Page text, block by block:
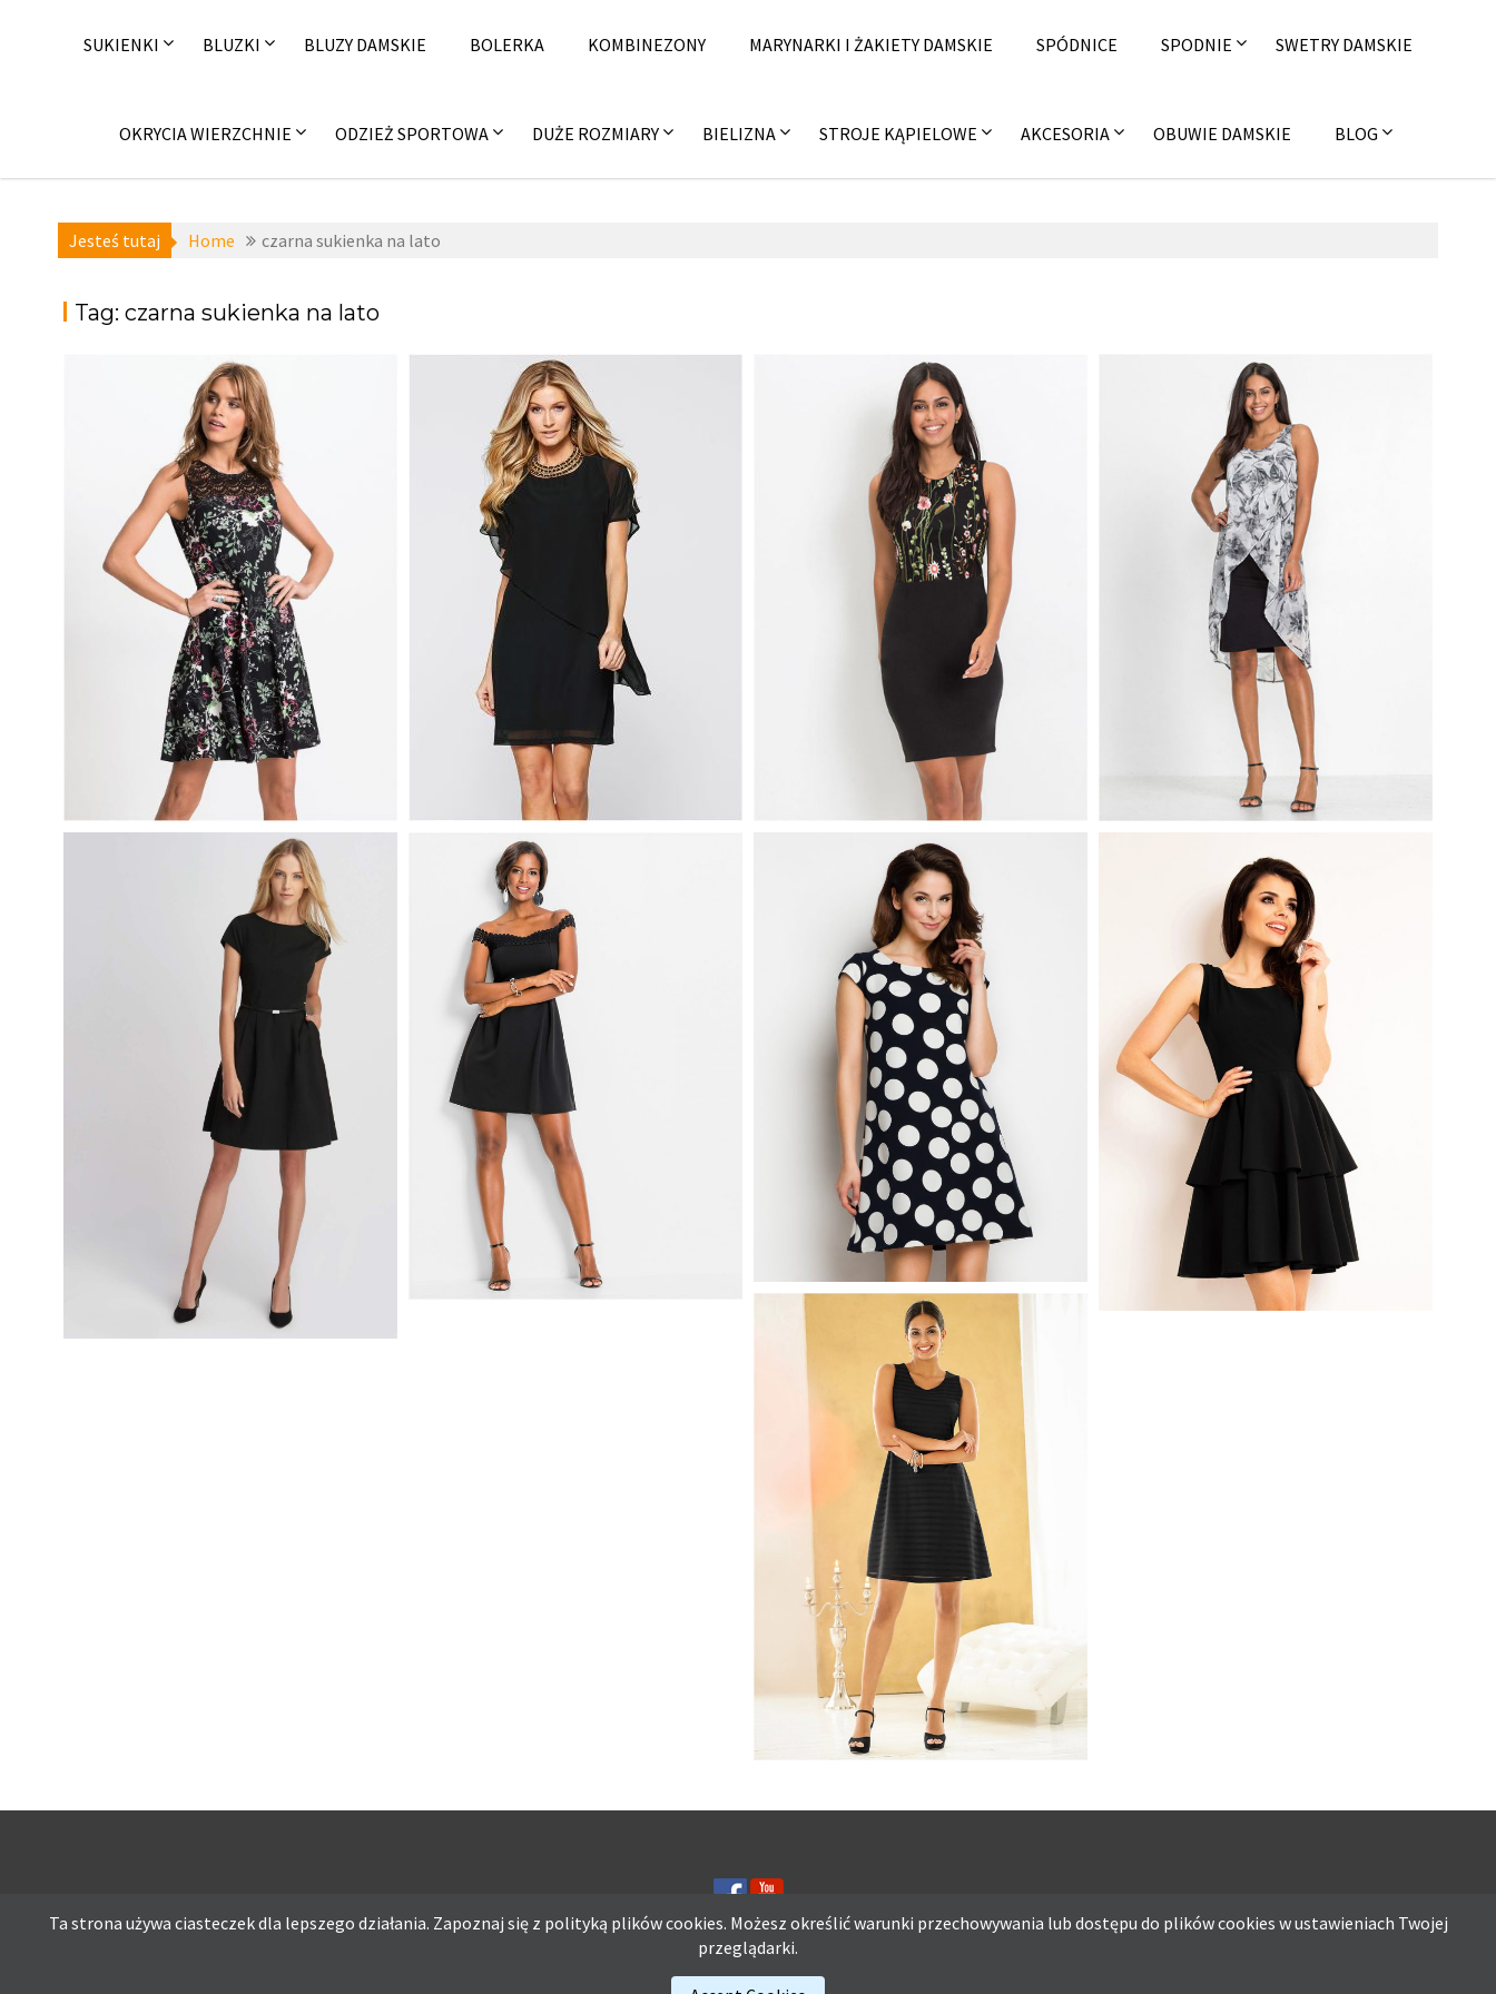
SUKIENKI BLUZKI BLUZY DAMSKIE BOLERKA KOMBINEZONY MARYNARKI I ŻAKIETY DAMSKIE SPÓDNICE SPODNIE SWETRY DAMSKIE
OKRYCIA WIERZCHNIE ODZIEŻ SPORTOWA DUŻE ROZMIARY BIELIZNA STROJE KĄPIELOWE AKCESORIA OBUWIE DAMSKIE BLOG
Jesteś tutaj Home czarna sukienka na lato
Tag: czarna sukienka na lato
LETNIA SUKIENKA Z KORONKOWĄ
WSTAWKĄ CZARNA
ZWIEWNA SUKIENKA
WIECZOROWA CZARNA
ELEGANCKA DOPASOWANA
SUKIENKA Z KWIATOWYM
ZWIEWNA WYSZCZUPLAJĄCA
SUKIENKA CZARNA
CZARNA SUKIENKA W GROCHY
TRAPEZOWA
cookies.Możesz określić warunki przechowywania lub dostępu do plików cookies w ustawieniach Twojej przeglądarki.
Ta strona używa ciasteczek dla lepszego działania. Zapoznaj się z polityką plikówcookies. Możesz określić warunki przechowywania lub dostępu do plików cookies w ustawieniach Twojej
przeglądarki.